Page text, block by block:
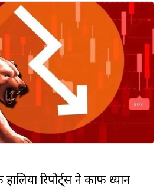
हालिया रिपोर्ट्स ने काफी ध्यान